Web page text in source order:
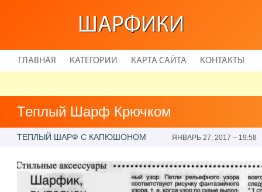
ШАРФИКИ
ГЛАВНАЯ КАТЕГОРИИ КАРТА САЙТА КОНТАКТЫ
Теплый Шарф Крючком
ТЕПЛЫЙ ШАРФ С КАПЮШОНОМ ЯНВАРЬ 27, 2017 – 19:58